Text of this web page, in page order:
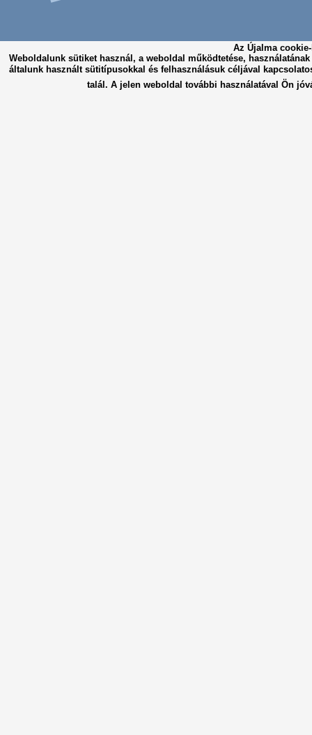
Weboldalunk sütiket használ, a weboldal működtetése,
általunk használt sütitípusokkal és felhasználásuk céljával
talál. A jelen weboldal további használatával Ön
Az Újalma